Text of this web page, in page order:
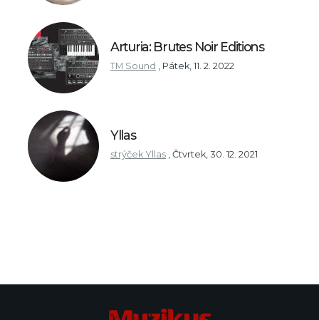
Arturia: Brutes Noir Editions
TM Sound Pátek, 11. 2. 2022
Yllas
strýček Yllas Čtvrtek, 30. 12. 2021